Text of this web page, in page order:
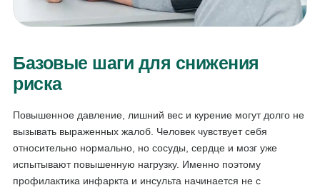
Базовые шаги для снижения
риска
Повышенное давление, лишний вес и курение могут долго не
вызывать выраженных жалоб. Человек чувствует себя
относительно нормально, но сосуды, сердце и мозг уже
испытывают повышенную нагрузку. Именно поэтому
профилактика инфаркта и инсульта начинается не с